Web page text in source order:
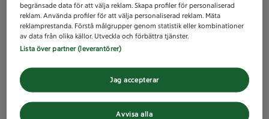
begränsade data för att välja reklam. Skapa profiler för personaliserad
reklam. Använda profiler för att välja personaliserad reklam. Mäta
reklamprestanda. Förstå målgrupper genom statistik eller kombinationer
av data från olika källor. Utveckla och förbättra tjänster.
Lista över partner (leverantörer)
Avvisa alla
Jag accepterar